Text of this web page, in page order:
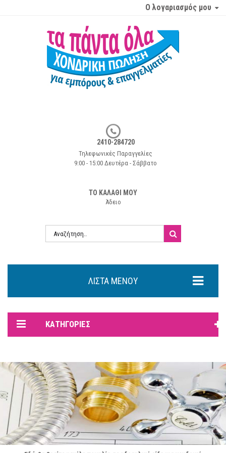
Ο λογαριασμός μου
2410-284720
Τηλεφωνικές Παραγγελίες
9:00 - 15:00 Δευτέρα - Σάββατο
ΤΟ ΚΑΛΑΘΙ ΜΟΥ
Άδειο
ΛΊΣΤΑ ΜΕΝΟΎ
ΚΑΤΗΓΟΡΊΕΣ